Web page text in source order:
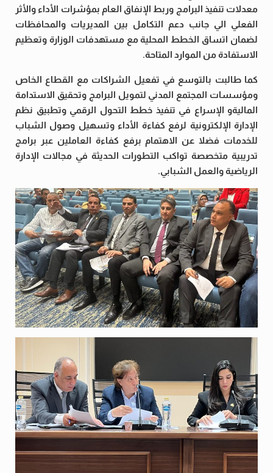
معدلات تنفيذ البرامج وربط الإنفاق العام بمؤشرات الأداء والأثر
الفعلي الي جانب دعم التكامل بين المديريات والمحافظات
لضمان اتساق الخطط المحلية مع مستهدفات الوزارة وتعظيم
الاستفادة من الموارد المتاحة.
كما طالبت بالتوسع في تفعيل الشراكات مع القطاع الخاص
ومؤسسات المجتمع المدني لتمويل البرامج وتحقيق الاستدامة
الماليةو الإسراع في تنفيذ خطط التحول الرقمي وتطبيق نظم
الإدارة الإلكترونية لرفع كفاءة الأداء وتسهيل وصول الشباب
للخدمات فضلا عن الاهتمام برفع كفاءة العاملين عبر برامج
تدريبية متخصصة تواكب التطورات الحديثة في مجالات الإدارة
الرياضية والعمل الشبابي.